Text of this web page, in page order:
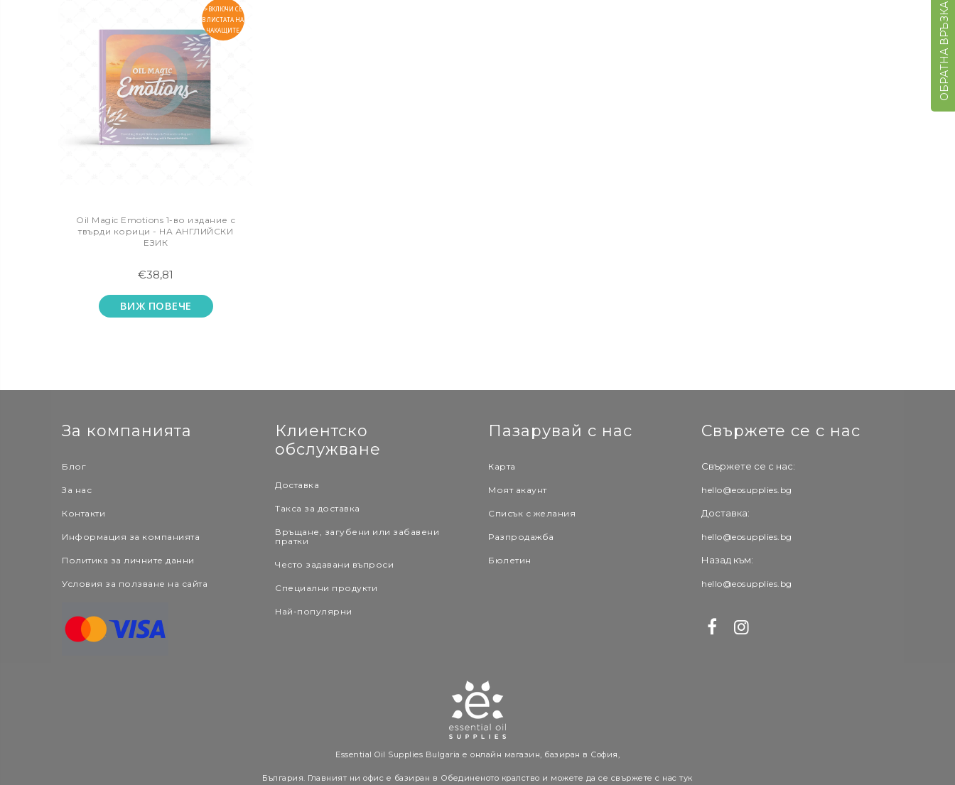
>ВКЛЮЧИ СЕ
В ЛИСТАТА НА
ЧАКАЩИТЕ
Oil Magic Emotions 1-во издание с
твърди корици - НА АНГЛИЙСКИ
ЕЗИК
€38,81
ВИЖ ПОВЕЧЕ
ОБРАТНА ВРЪЗКА
За компанията
Блог
За нас
Контакти
Информация за компанията
Политика за личните данни
Условия за ползване на сайта
Клиентско
обслужване
Доставка
Такса за доставка
Връщане, загубени или забавени
пратки
Често задавани въпроси
Специални продукти
Най-популярни
Пазарувай с нас
Карта
Моят акаунт
Списък с желания
Разпродажба
Бюлетин
Свържете се с нас
Свържете се с нас:
hello@eosupplies.bg
Доставка:
hello@eosupplies.bg
Назад към:
hello@eosupplies.bg
Essential Oil Supplies Bulgaria е онлайн магазин, базиран в София,
България. Главният ни офис е базиран в Обединеното кралство и можете да се свържете с нас тук